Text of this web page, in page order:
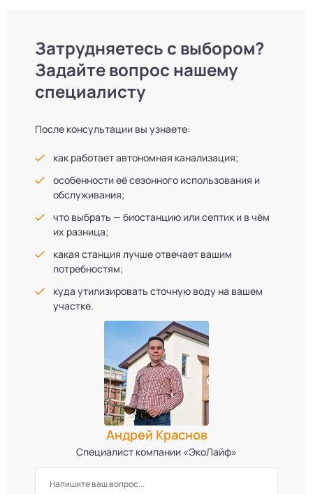
Затрудняетесь с выбором?
Задайте вопрос нашему
специалисту
После консультации вы узнаете:
как работает автономная канализация;
особенности её сезонного использования и
обслуживания;
что выбрать — биостанцию или септик и в чём
их разница;
какая станция лучше отвечает вашим
потребностям;
куда утилизировать сточную воду на вашем
участке.
Андрей Краснов
Специалист компании «ЭкоЛайф»